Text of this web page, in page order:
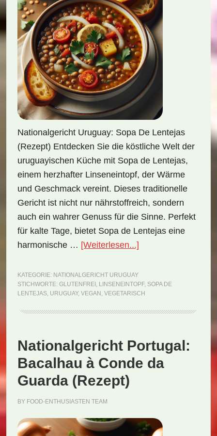
Nationalgericht Uruguay: Sopa De Lentejas
(Rezept) Entdecken Sie die köstliche Welt der
uruguayischen Küche mit Sopa de Lentejas,
einem herzhafter Linseneintopf, der Wärme
und Geschmack vereint. Dieses traditionelle
Gericht ist nicht nur nährstoffreich, sondern
auch ein wahrer Genuss für die Sinne. Perfekt
für kalte Tage, bietet Sopa de Lentejas eine
harmonische … [Weiterlesen...]ÜberNationalgericht
Sopa
de
(Rezept)
KATEGORIE: NATIONALGERICHT URUGUAY
STICHWORTE: GLUTENFREI , LINSENEINTOPF, SOPA DE
LENTEJAS, URUGUAY, VEGAN , VEGETARISCH
Nationalgericht Portugal:
Bacalhau à Conde da
Guarda (Rezept)
BY FOOD-ENTHUSIASTEN TEAM